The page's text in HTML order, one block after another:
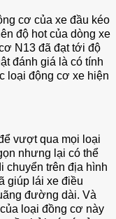
cơ của xe đầu kéo
độ hot của dòng xe
N13 đã đạt tới độ
đánh giá là có tính
loại động cơ xe hiện
vượt qua mọi loại
nhưng lại có thể
chuyển trên địa hình
giúp lái xe điều
đường dài. Và
loại đồng cơ này